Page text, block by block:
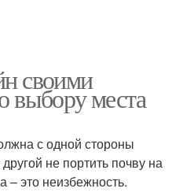
своими
выбору места
с одной стороны
не портить почву на
– это неизбежность.